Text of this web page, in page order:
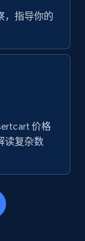
，指导你的
价格
读复杂数